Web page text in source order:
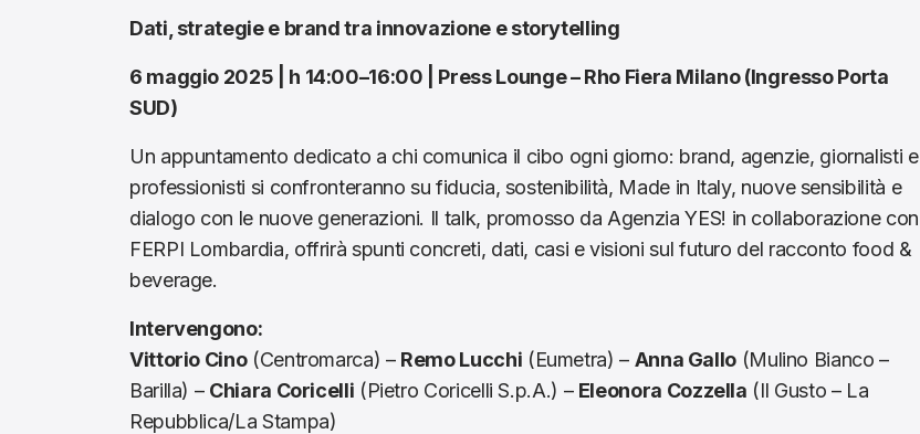
Dati, strategie e brand tra innovazione e storytelling
6 maggio 2025 | h 14:00–16:00 | Press Lounge – Rho Fiera Milano (Ingresso Porta
SUD)
Un appuntamento dedicato a chi comunica il cibo ogni giorno: brand, agenzie, giornalisti e
professionisti si confronteranno su fiducia, sostenibilità, Made in Italy, nuove sensibilità e
dialogo con le nuove generazioni. Il talk, promosso da Agenzia YES! in collaborazione con
FERPI Lombardia, offrirà spunti concreti, dati, casi e visioni sul futuro del racconto food &
beverage.
Intervengono:
Vittorio Cino(Centromarca) – Remo Lucchi (Eumetra) – Anna Gallo (Mulino Bianco –
Barilla) – Chiara Coricelli (Pietro Coricelli S.p.A.) – Eleonora Cozzella (Il Gusto – La
Repubblica/La Stampa)